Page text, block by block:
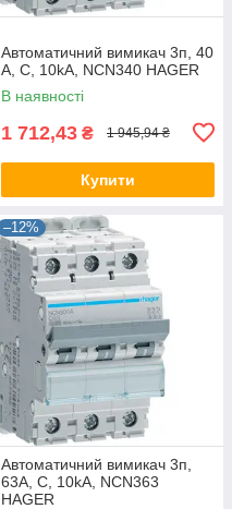
Автоматичний вимикач 3п, 40
А, C, 10kA, NCN340 HAGER
В наявності
1 712,43 ₴ 1 945,94 ₴
Купити
–12%
Автоматичний вимикач 3п,
63А, C, 10kA, NCN363
HAGER